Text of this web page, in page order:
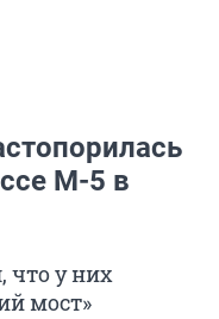
М-5 в
что у них
мост»